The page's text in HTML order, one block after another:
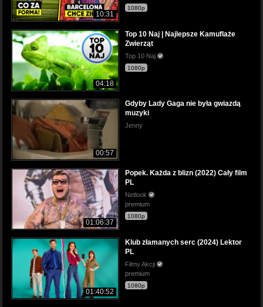
10:31
1080p
04:18
Top 10 Naj | Najlepsze Kamuflaże
Zwierząt
Top 10 Naj
1080p
00:57
Gdyby Lady Gaga nie była gwiazdą
muzyki
Jenny
01:06:37
Popek. Każda z blizn (2022) Cały film
PL
Netlook
premium
1080p
01:40:52
Klub złamanych serc (2024) Lektor
PL
Filmy Akcji
premium
1080p